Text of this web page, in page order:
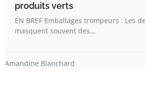
produits verts
EN BREF Emballages trompeurs : Les
masquent souvent des…
Amandine Blanchard